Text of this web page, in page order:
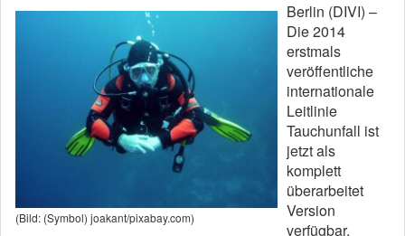
(Bild: (Symbol) joakant/pixabay.com)
Berlin (DIVI) –
Die 2014
erstmals
veröffentliche
internationale
Leitlinie
Tauchunfall ist
jetzt als
komplett
überarbeitet
Version
verfügbar.